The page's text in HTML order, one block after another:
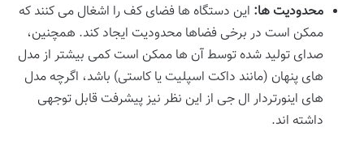
محدودیت ها: این دستگاه ها فضای کف را اشغال می کنند که
ممکن است در برخی فضاها محدودیت ایجاد کند. همچنین،
صدای تولید شده توسط آن ها ممکن است کمی بیشتر از مدل
های پنهان (مانند داکت اسپلیت یا کاستی) باشد، اگرچه مدل
های اینورتردار ال جی از این نظر نیز پیشرفت قابل توجهی
داشته اند.